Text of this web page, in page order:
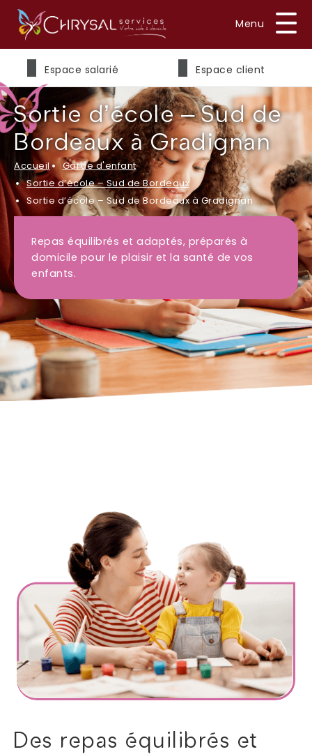
Espace salarié Espace client
Sortie d’école – Sud de
Bordeaux à Gradignan
Accueil
Garde d'enfant
Sortie d’école – Sud de Bordeaux
Sortie d’école – Sud de Bordeaux à Gradignan
Repas équilibrés et adaptés, préparés à
domicile pour le plaisir et la santé de vos
enfants.
Des repas équilibrés et
Prénom*
Nom *
E-mail*
Téléphone
Ville*
Maintien à domicile
Aide ménagère
Garde d'enfants
Jardinage
Petits travaux de bricolage
Autres services
Informations supplémentaires du besoin